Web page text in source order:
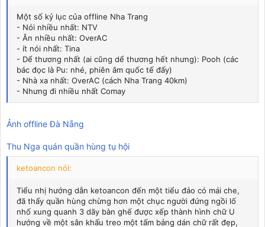
Một số kỷ lục của offline Nha Trang
- Nói nhiều nhất: NTV
- Ăn nhiều nhất: OverAC
- ít nói nhất: Tina
- Dể thương nhất (ai cũng dể thương hết nhưng): Pooh (các
bác đọc là Pu: nhé, phiên âm quốc tế đấy)
- Nhà xa nhất: OverAC (cách Nha Trang 40km)
- Nhưng đi nhiều nhất Comay
Ảnh offline Đà Nẵng
Thu Nga quán quần hùng tụ hội
ketoancon nói:
Tiểu nhị hướng dẫn ketoancon đến một tiểu đảo có mái che,
đã thấy quần hùng chừng hơn một chục người đứng ngồi lố
nhố xung quanh 3 dãy bàn ghế được xếp thành hình chữ U
hướng về một sân khấu treo một tấm bảng dán chữ rất đẹp,